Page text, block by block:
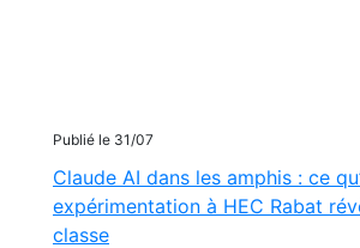
Publié le 31/07
Claude AI dans les amphis : ce
expérimentation à HEC Rabat
classe